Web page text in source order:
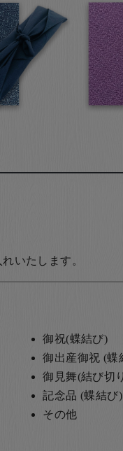
いたします。
御祝(蝶結び)
御出産御祝 (蝶
御見舞(結び切
記念品 (蝶結び)
その他